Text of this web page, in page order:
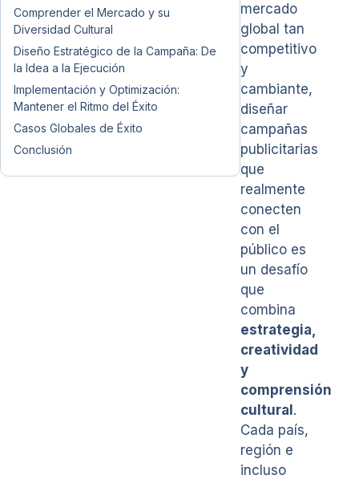
Comprender el Mercado y su
Diversidad Cultural
Diseño Estratégico de la Campaña: De
la Idea a la Ejecución
Implementación y Optimización:
Mantener el Ritmo del Éxito
Casos Globales de Éxito
Conclusión
mercado
global tan
competitivo
y
cambiante,
diseñar
campañas
publicitarias
que
realmente
conecten
con el
público es
un desafío
que
combina
estrategia,
creatividad
y
comprensión
cultural .
Cada país,
región e
incluso